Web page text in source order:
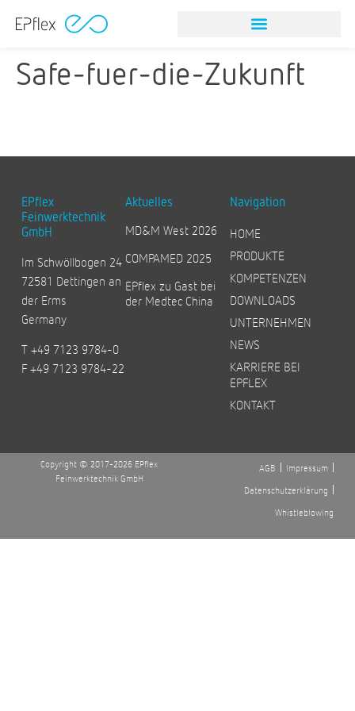
Safe-fuer-die-Zukunft
EPflex
Feinwerktechnik
GmbH
Im Schwöllbogen 24
72581 Dettingen an
der Erms
Germany
T +49 7123 9784-0
F +49 7123 9784-22
Aktuelles
MD&M West 2026
COMPAMED 2025
EPflex zu Gast bei
der Medtec China
Navigation
HOME
PRODUKTE
KOMPETENZEN
DOWNLOADS
UNTERNEHMEN
NEWS
KARRIERE BEI
EPFLEX
KONTAKT
Copyright © 2017-2026 EPflex
Feinwerktechnik GmbH
AGB
Impressum
Datenschutzerklärung
Whistleblowing